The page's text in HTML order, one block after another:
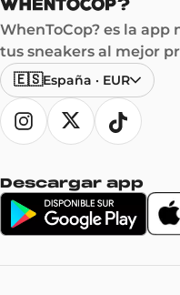
WhenToCop? es la app
tus sneakers al mejor
🇪🇸España · EUR
Descargar app